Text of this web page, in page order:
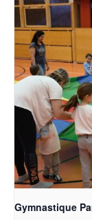
Gymnastique